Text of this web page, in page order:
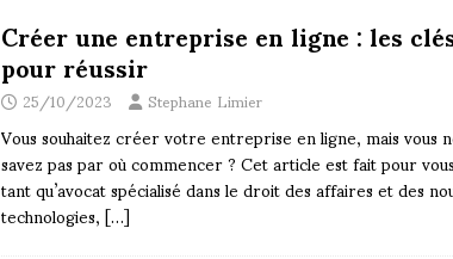
Créer une entreprise en ligne : les
pour réussir
25/10/2023 Stephane Limier
Vous souhaitez créer votre entreprise en ligne, mais vous
savez pas par où commencer ? Cet article est fait pour
tant qu’avocat spécialisé dans le droit des affaires et des
technologies,[…]